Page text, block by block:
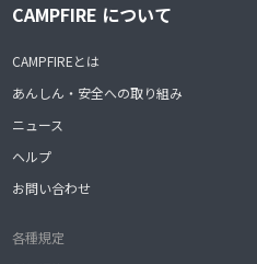
CAMPFIRE について
CAMPFIREとは
あんしん・安全への取り組み
ニュース
ヘルプ
お問い合わせ
各種規定